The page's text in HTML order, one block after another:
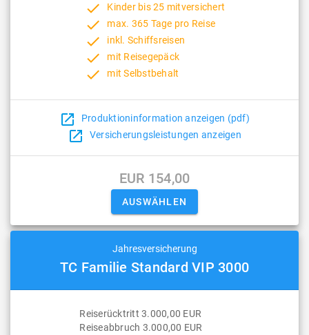
done Kinder bis 25 mitversichert
done max. 365 Tage pro Reise
done inkl. Schiffsreisen
done mit Reisegepäck
done mit Selbstbehalt
open_in_new Produktioninformation anzeigen (pdf)
open_in_new Versicherungsleistungen anzeigen
EUR 154,00
Jahresversicherung
TC Familie Standard VIP 3000
Reiserücktritt 3.000,00 EUR
Reiseabbruch 3.000,00 EUR